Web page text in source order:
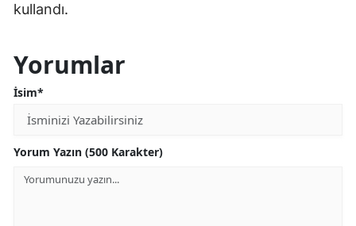
kullandı.
Yorumlar
İsim*
Yorum Yazın (500 Karakter)